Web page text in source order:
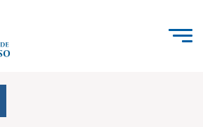
al contenido
e Innovación